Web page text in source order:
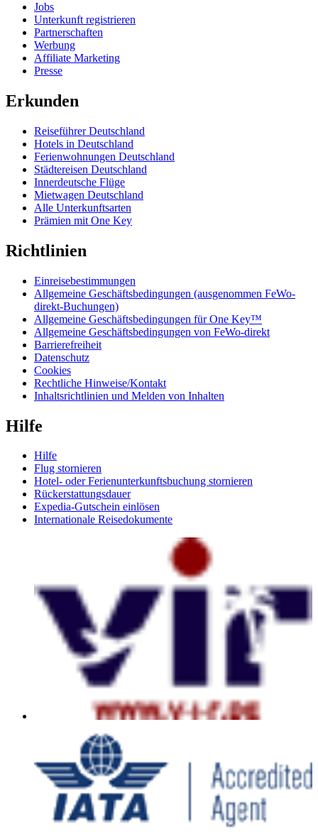
Jobs
Unterkunft registrieren
Partnerschaften
Werbung
Affiliate Marketing
Presse
Erkunden
Reiseführer Deutschland
Hotels in Deutschland
Ferienwohnungen Deutschland
Städtereisen Deutschland
Innerdeutsche Flüge
Mietwagen Deutschland
Alle Unterkunftsarten
Prämien mit One Key
Richtlinien
Einreisebestimmungen
Allgemeine Geschäftsbedingungen (ausgenommen FeWo-
direkt-Buchungen)
Allgemeine Geschäftsbedingungen für One Key™
Allgemeine Geschäftsbedingungen von FeWo-direkt
Barrierefreiheit
Datenschutz
Cookies
Rechtliche Hinweise/Kontakt
Inhaltsrichtlinien und Melden von Inhalten
Hilfe
Hilfe
Flug stornieren
Hotel- oder Ferienunterkunftsbuchung stornieren
Rückerstattungsdauer
Expedia-Gutschein einlösen
Internationale Reisedokumente